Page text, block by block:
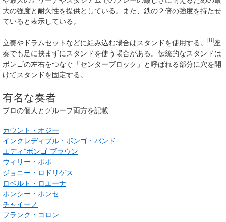
大の強度と耐久性を提供としている。また、鉄の２倍の強度を持たせ
ていると表示している。
立奏やドラムセットなどに組み込む場合はスタンドを使用する。 [8]座
奏でも足に挟まずにスタンドを使う場合がある。伝統的なスタンドは
ボンゴの左右をつなぐ「センターブロック」と呼ばれる部分に穴を開
けてスタンドを固定する。
有名な奏者
プロの個人とグループ両方を記載
カウント・オジー
インクレディブル・ボンゴ・バンド
エディ”ボンゴ”ブラウン
ウィリー・ボボ
ジョニー・ロドリゲス
ロベルト・ロエーナ
ポンシー・ポンセ
チャイーノ
フランク・コロン